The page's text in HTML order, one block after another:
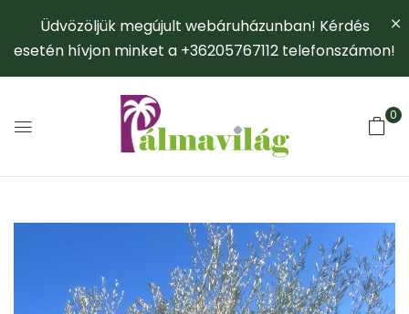
Üdvözöljük megújult webáruházunban! Kérdés
esetén hívjon minket a +36205767112 telefonszámon!
0